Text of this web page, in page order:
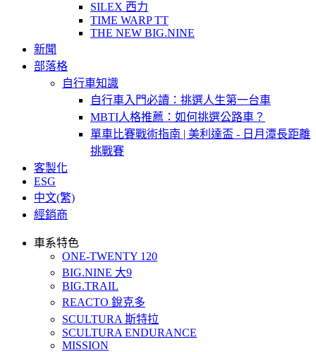
SILEX 西力
TIME WARP TT
THE NEW BIG.NINE
新聞
部落格
自行車知識
自行車入門必讀：挑選人生第一台車
MBTI人格推薦：如何挑選公路車？
單車比賽戰術指南 | 美利達盃 - 日月潭長距離
挑戰賽
客製化
ESG
中文(繁)
經銷商
車系特色
ONE-TWENTY 120
BIG.NINE 大9
BIG.TRAIL
REACTO 銳克多
SCULTURA 斯特拉
SCULTURA ENDURANCE
MISSION